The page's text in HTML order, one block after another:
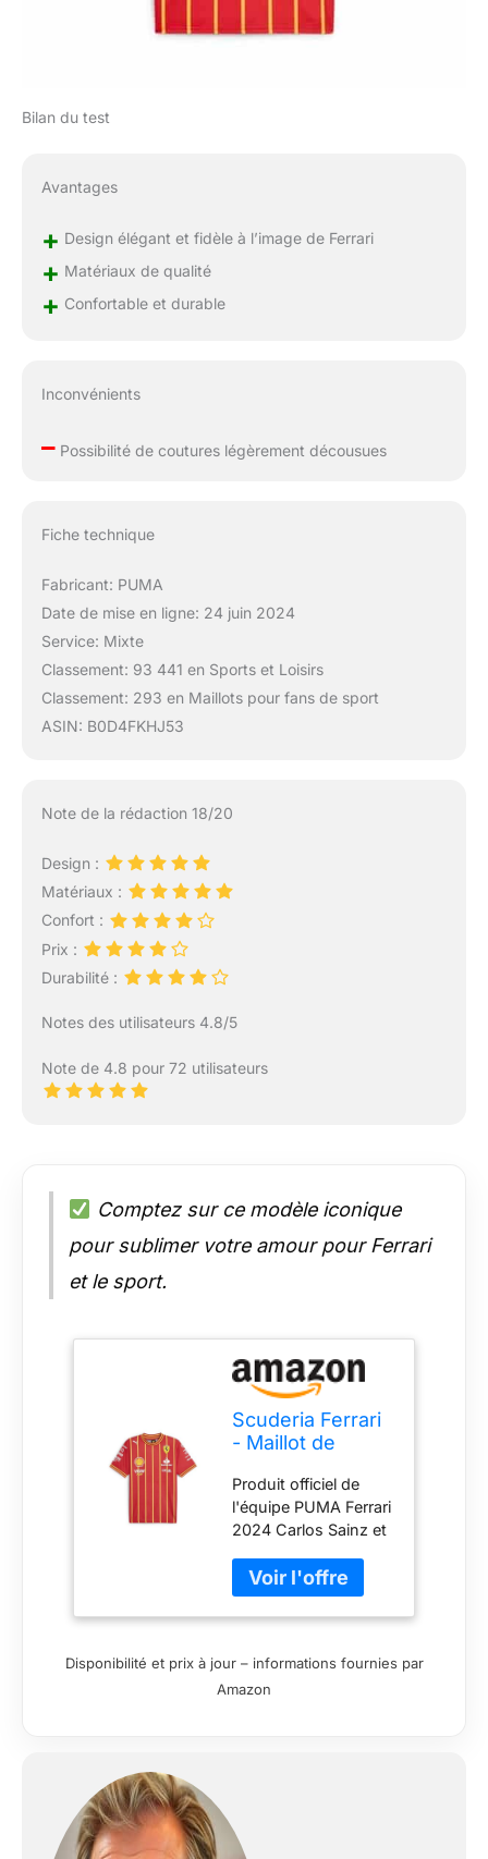
Bilan du test
Avantages
+ Design élégant et fidèle à l’image de Ferrari
+ Matériaux de qualité
+ Confortable et durable
Inconvénients
–Possibilité de coutures légèrement décousues
Fiche technique
Fabricant: PUMA
Date de mise en ligne: 24 juin 2024
Service: Mixte
Classement: 93 441 en Sports et Loisirs
Classement: 293 en Maillots pour fans de sport
ASIN: B0D4FKHJ53
Note de la rédaction 18/20
Design :
Matériaux :
Confort :
Prix :
Durabilité :
Notes des utilisateurs 4.8/5
Note de 4.8 pour 72 utilisateurs
Comptez sur ce modèle iconique
pour sublimer votre amour pour Ferrari
et le sport.
Scuderia Ferrari
- Maillot de
Sainz - Coupe
Homme - Rouge
- Taille : M
Produit officiel de
l'équipe PUMA Ferrari
2024 Carlos Sainz et
l'arrière. Logo
Scudetto Ferrari
imprimé sur le devant
sur l'épaule. Logos
des sponsors
passepoil et détails
jaunes Col et
Disponibilité et prix à jour – informations fournies par
Amazon